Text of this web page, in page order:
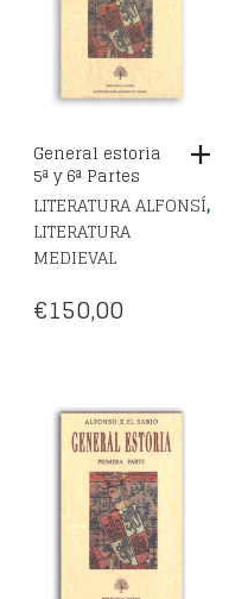
General estoria
5ª y 6ª Partes
LITERATURA ALFONSÍ,
LITERATURA
MEDIEVAL
€150,00